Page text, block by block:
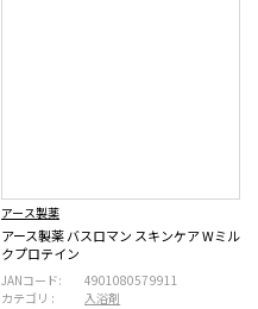
アース製薬
アース製薬 バスロマン スキンケア Wミル
クプロテイン
JANコード:
4901080579911
カテゴリ :
入浴剤